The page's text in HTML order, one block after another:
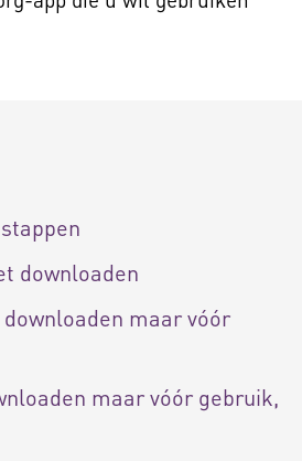
downloaden
maar vóór
maar vóór gebruik,